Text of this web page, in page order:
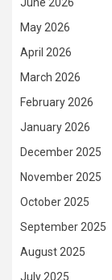
May 2026
April 2026
March 2026
February 2026
January 2026
December 2025
November 2025
October 2025
September 2025
August 2025
July 2025